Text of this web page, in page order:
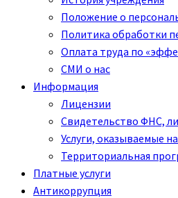
Положение о
Политика обработки
Оплата труда по
СМИ о нас
Информация
Лицензии
Свидетельство ФНС,
Услуги, оказываемые
Территориальная
Платные услуги
Антикоррупция